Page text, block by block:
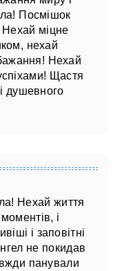
Посмішок
Нехай міцне
нехай
Нехай
Щастя
душевного
Нехай життя
і
і заповітні
не покидав
панували